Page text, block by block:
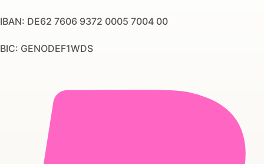
IBAN: DE62 7606 9372 0005 7004 00
BIC: GENODEF1WDS